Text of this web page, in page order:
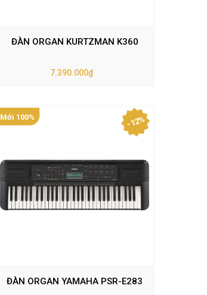
ĐÀN ORGAN KURTZMAN K360
7.390.000₫
- 12%
Mới 100%
ĐÀN ORGAN YAMAHA PSR-E283